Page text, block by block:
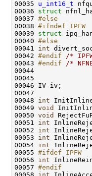
00035 u_int16_t
00036 struct
00037 #else
00038 #ifndef IPFW
00039 struct
00040 #else
00041 int
00042 #endif
/*
00043 #endif
/*
00044
00045
00046 IV iv;
00047
00048 int
00049 void
00050 void
00051 int
00052 int
00053 int
00054 int
00055 #ifdef IPFW
00056 int
00057 #endif